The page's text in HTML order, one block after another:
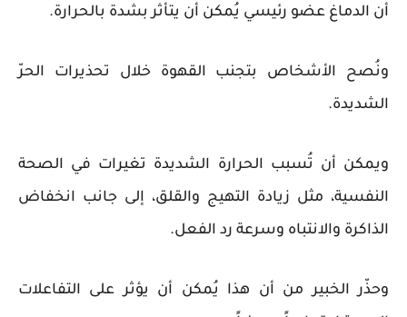
أن الدماغ عضو رئيسي يُمكن أن يتأثر بشدة بالحرارة.
ونُصح الأشخاص بتجنب القهوة خلال تحذيرات الحرّ
الشديدة.
ويمكن أن تُسبب الحرارة الشديدة تغيرات في الصحة
النفسية، مثل زيادة التهيج والقلق، إلى جانب انخفاض
الذاكرة والانتباه وسرعة رد الفعل.
وحذّر الخبير من أن هذا يُمكن أن يؤثر على التفاعلات